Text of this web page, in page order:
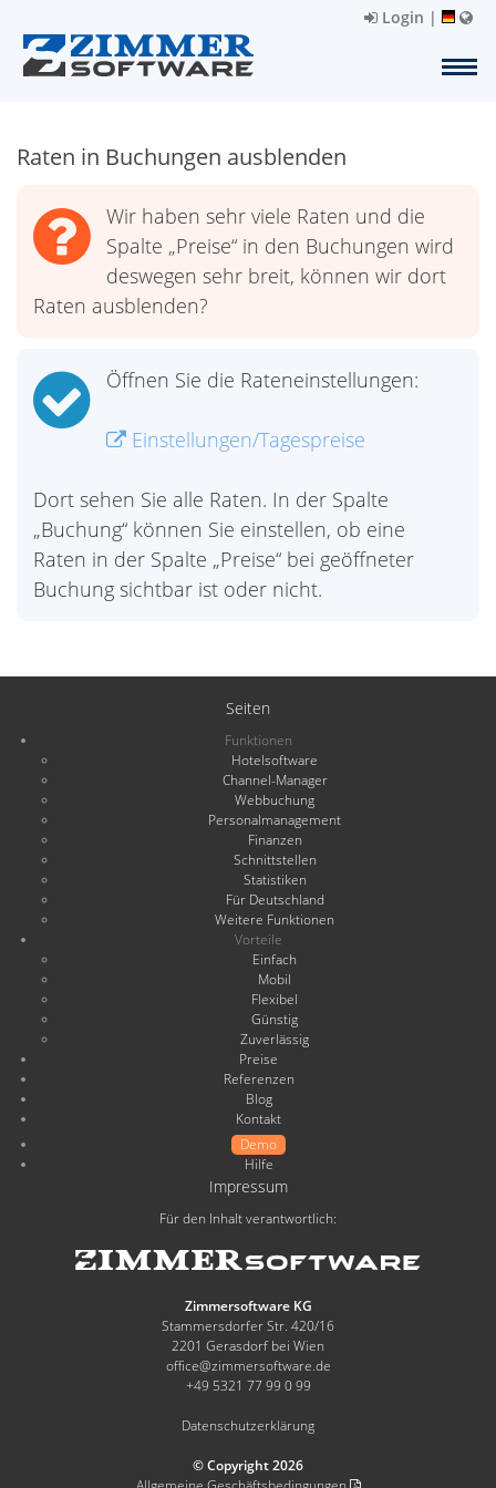
Login |
Raten in Buchungen ausblenden
Wir haben sehr viele Raten und die
Spalte „Preise“ in den Buchungen wird
deswegen sehr breit, können wir dort
Raten ausblenden?
Öffnen Sie die Rateneinstellungen:
Einstellungen/Tagespreise
Dort sehen Sie alle Raten. In der Spalte
„Buchung“ können Sie einstellen, ob eine
Raten in der Spalte „Preise“ bei geöffneter
Buchung sichtbar ist oder nicht.
Seiten
Funktionen
Hotelsoftware
Channel-Manager
Webbuchung
Personalmanagement
Finanzen
Schnittstellen
Statistiken
Für Deutschland
Weitere Funktionen
Vorteile
Einfach
Mobil
Flexibel
Günstig
Zuverlässig
Preise
Referenzen
Blog
Kontakt
Demo
Hilfe
Impressum
Für den Inhalt verantwortlich:
Zimmersoftware KG
Stammersdorfer Str. 420/16
2201 Gerasdorf bei Wien
office@zimmersoftware.de
+49 5321 77 99 0 99
Datenschutzerklärung
© Copyright 2026